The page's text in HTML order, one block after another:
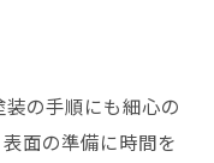
い方
イント
も
の手順にも細心の
面の準備に時間を